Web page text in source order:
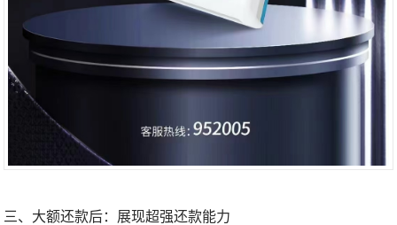
三、大额还款后：展现超强还款能力